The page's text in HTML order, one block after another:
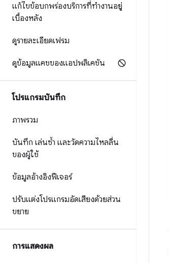
แก้ไขข้อบกพร่องบริการที่ทำงานอยู่
เบื้องหลัง
ดูรายละเอียดเฟรม
ดูข้อมูลแคชของแอปพลิเคชัน
โปรแกรมบันทึก
ภาพรวม
บันทึก เล่นซ้ำ และวัดความไหลลื่น
ของผู้ใช้
ข้อมูลอ้างอิงฟีเจอร์
ปรับแต่งโปรแกรมอัดเสียงด้วยส่วน
ขยาย
การแสดงผล